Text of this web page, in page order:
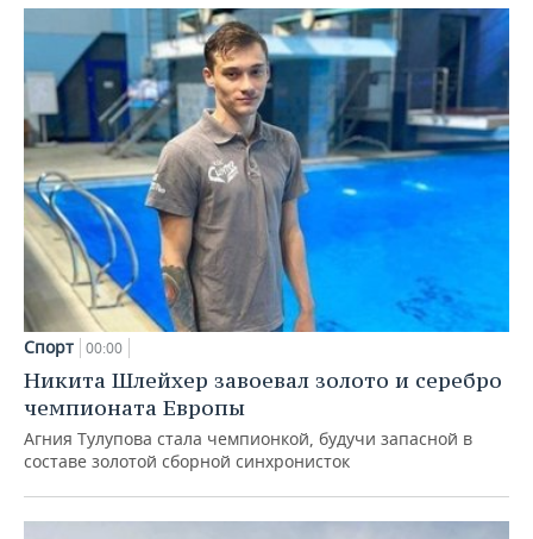
Спорт 00:00
Никита Шлейхер завоевал золото и серебро
чемпионата Европы
Агния Тулупова стала чемпионкой, будучи запасной в
составе золотой сборной синхронисток